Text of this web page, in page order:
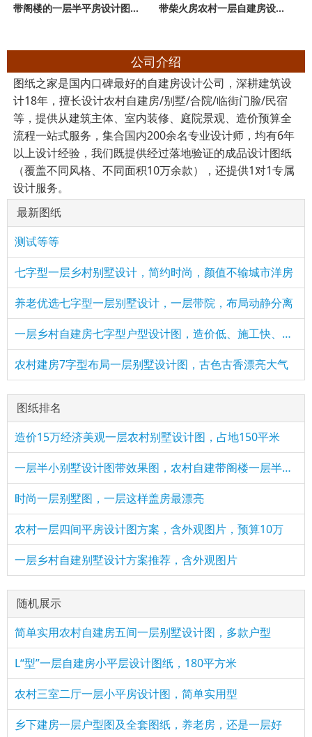
带阁楼的一层半平房设计图，比楼房还舒适，12米×13米 带柴火房农村一层自建房设计图，户型布局接地气
公司介绍
图纸之家是国内口碑最好的自建房设计公司，深耕建筑设
计18年，擅长设计农村自建房/别墅/合院/临街门脸/民宿
等，提供从建筑主体、室内装修、庭院景观、造价预算全
流程一站式服务，集合国内200余名专业设计师，均有6年
以上设计经验，我们既提供经过落地验证的成品设计图纸
（覆盖不同风格、不同面积10万余款），还提供1对1专属
设计服务。
最新图纸
测试等等
七字型一层乡村别墅设计，简约时尚，颜值不输城市洋房
养老优选七字型一层别墅设计，一层带院，布局动静分离
一层乡村自建房七字型户型设计图，造价低、施工快、户型美观
农村建房7字型布局一层别墅设计图，古色古香漂亮大气
图纸排名
造价15万经济美观一层农村别墅设计图，占地150平米
一层半小别墅设计图带效果图，农村自建带阁楼一层半方案
时尚一层别墅图，一层这样盖房最漂亮
农村一层四间平房设计图方案，含外观图片，预算10万
一层乡村自建别墅设计方案推荐，含外观图片
随机展示
简单实用农村自建房五间一层别墅设计图，多款户型
L“型”一层自建房小平层设计图纸，180平方米
农村三室二厅一层小平房设计图，简单实用型
乡下建房一层户型图及全套图纸，养老房，还是一层好